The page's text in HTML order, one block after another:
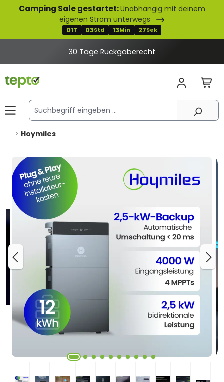
springen
Camping Sale gestartet:Unabhängig mit deinem
eigenen Strom unterwegs
01T 03Std 13Min 26Sek
30 Tage Rückgaberecht
Hoymiles
Bildergalerie überspringen
-50 € mit Code SP50